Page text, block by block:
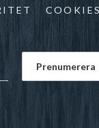
COOKIES